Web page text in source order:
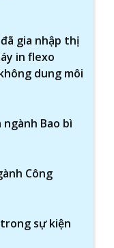
gia nhập thị
in flexo
dung môi
Bao bì
Công
trong sự kiện